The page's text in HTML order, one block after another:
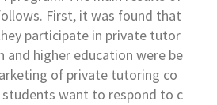
First, it was found that
participate in private tutor
and higher education were be
of private tutoring co
students want to respond to c